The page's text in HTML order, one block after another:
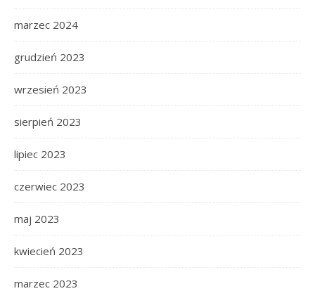
marzec 2024
grudzień 2023
wrzesień 2023
sierpień 2023
lipiec 2023
czerwiec 2023
maj 2023
kwiecień 2023
marzec 2023